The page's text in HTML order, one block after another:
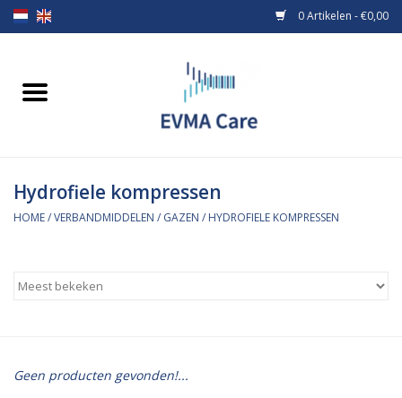
0 Artikelen - €0,00
Home
Borstvoeding
MiniONE Button
Verbruiksmaterialen
Hydrofiele kompressen
HOME/VERBANDMIDDELEN / GAZEN / HYDROFIELE KOMPRESSEN
Geen producten gevonden!...